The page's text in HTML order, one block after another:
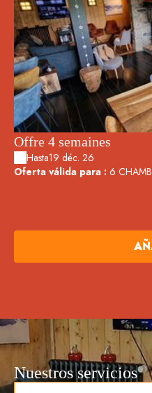
Offre 4 semaines
Hasta19 déc. 26
Oferta válida para : 6
Nuestros servicios